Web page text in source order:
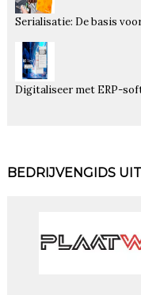
Serialisatie: De basis
Digitaliseer met ERP-
BEDRIJVENGIDS